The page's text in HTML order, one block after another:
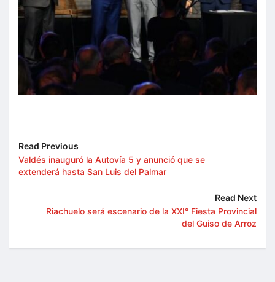
Read Previous
Valdés inauguró la Autovía 5 y anunció que se
extenderá hasta San Luis del Palmar
Read Next
Riachuelo será escenario de la XXI° Fiesta Provincial
del Guiso de Arroz